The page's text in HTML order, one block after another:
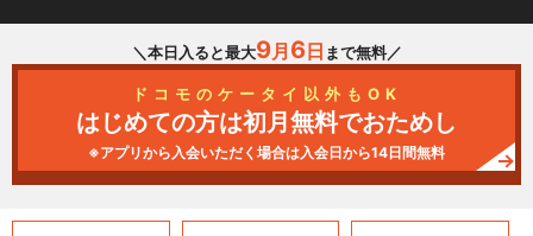
＼本日入ると最大9月 6日 まで無料／
ドコモのケータイ以外もOK
はじめての方は初月無料でおためし
※アプリから入会いただく場合は入会日から14日間無料